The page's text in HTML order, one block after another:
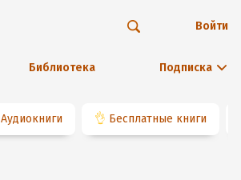
Библиотека Подписка
Войти
Аудиокниги 👌 Бесплатные книги